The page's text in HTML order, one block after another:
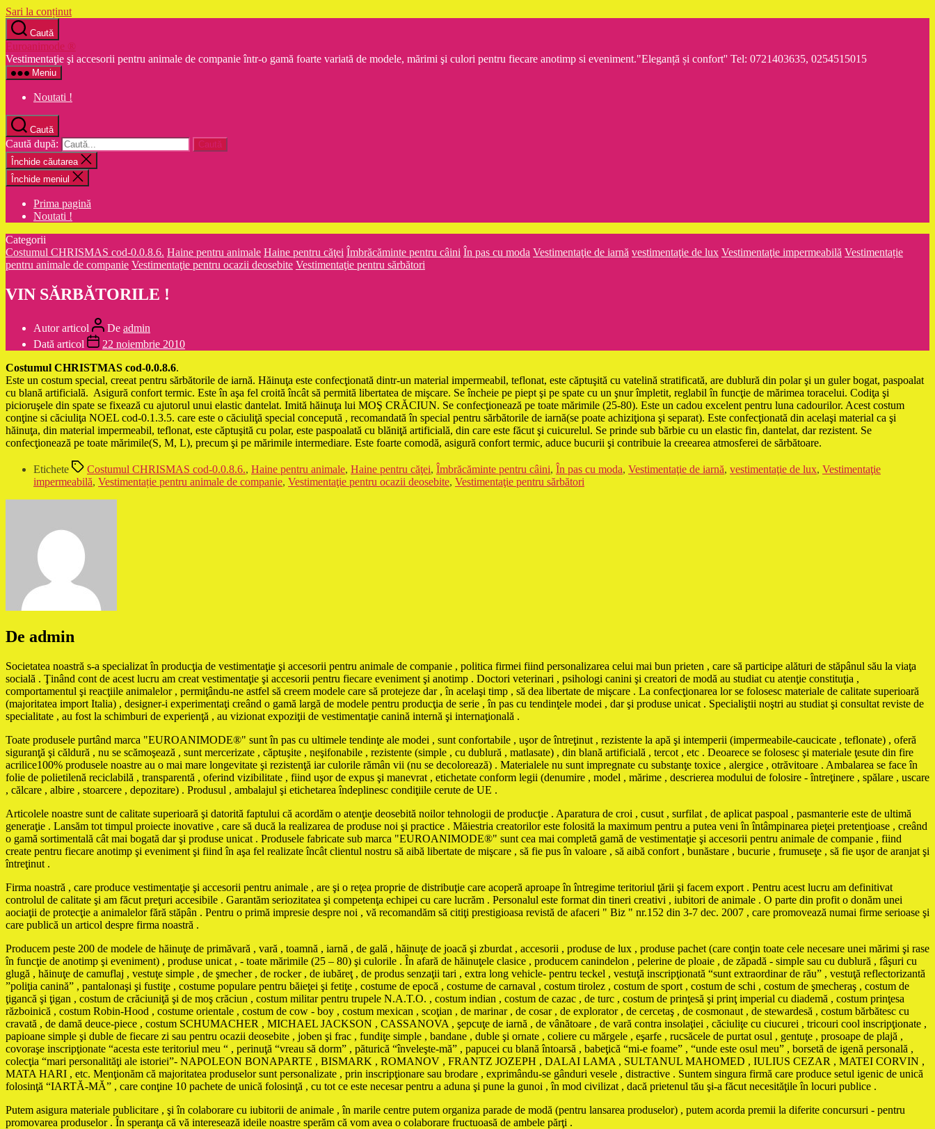
Sari la conținut
Caută
Euroanimode ®
Vestimentaţie şi accesorii pentru animale de companie într-o gamă foarte variată de modele, mărimi şi culori pentru fiecare anotimp si eveniment."Eleganță și confort'' Tel: 0721403635, 0254515015
Meniu
Noutati !
Caută
Caută după:
Închide căutarea
Închide meniul
Prima pagină
Noutati !
Categorii
Costumul CHRISMAS cod-0.0.8.6. Haine pentru animale Haine pentru căţei Îmbrăcăminte pentru câini În pas cu moda Vestimentaţie de iarnă vestimentaţie de lux Vestimentaţie impermeabilă Vestimentație
pentru animale de companie Vestimentaţie pentru ocazii deosebite Vestimentaţie pentru sărbători
VIN SĂRBĂTORILE !
Autor articol De admin
Dată articol
22 noiembrie 2010
Costumul CHRISTMAS cod-0.0.8.6.
Este un costum special, creeat pentru sărbătorile de iarnă. Hăinuţa este confecţionată dintr-un material impermeabil, teflonat, este căptuşită cu vatelină stratificată, are dublură din polar şi un guler bogat, paspoalat
cu blană artificială. Asigură confort termic. Este în aşa fel croită încât să permită libertatea de mişcare. Se încheie pe piept şi pe spate cu un şnur împletit, reglabil în funcţie de mărimea toracelui. Codiţa şi
picioruşele din spate se fixează cu ajutorul unui elastic dantelat. Imită hăinuţa lui MOŞ CRĂCIUN. Se confecţionează pe toate mărimile (25-80). Este un cadou excelent pentru luna cadourilor. Acest costum
conţine si căciuliţa NOEL cod-0.1.3.5. care este o căciuliţă special concepută , recomandată în special pentru sărbătorile de iarnă(se poate achiziţiona şi separat). Este confecţionată din acelaşi material ca şi
hăinuţa, din material impermeabil, teflonat, este căptuşită cu polar, este paspoalată cu blăniţă artificială, din care este făcut şi cuicurelul. Se prinde sub bărbie cu un elastic fin, dantelat, dar rezistent. Se
confecţionează pe toate mărimile(S, M, L), precum şi pe mărimile intermediare. Este foarte comodă, asigură confort termic, aduce bucurii şi contribuie la creearea atmosferei de sărbătoare.
Etichete Costumul CHRISMAS cod-0.0.8.6., Haine pentru animale, Haine pentru căţei, Îmbrăcăminte pentru câini, În pas cu moda, Vestimentaţie de iarnă, vestimentaţie de lux, Vestimentaţie
impermeabilă, Vestimentație pentru animale de companie, Vestimentaţie pentru ocazii deosebite, Vestimentaţie pentru sărbători
De admin
Societatea noastră s-a specializat în producţia de vestimentaţie şi accesorii pentru animale de companie , politica firmei fiind personalizarea celui mai bun prieten , care să participe alături de stăpânul său la viaţa
socială . Ţinând cont de acest lucru am creat vestimentaţie şi accesorii pentru fiecare eveniment şi anotimp . Doctori veterinari , psihologi canini şi creatori de modă au studiat cu atenţie constituţia ,
comportamentul şi reacţiile animalelor , permiţându-ne astfel să creem modele care să protejeze dar , în acelaşi timp , să dea libertate de mişcare . La confecţionarea lor se folosesc materiale de calitate superioară
(majoritatea import Italia) , designer-i experimentaţi creând o gamă largă de modele pentru producţia de serie , în pas cu tendinţele modei , dar şi produse unicat . Specialiştii noştri au studiat şi consultat reviste de
specialitate , au fost la schimburi de experienţă , au vizionat expoziţii de vestimentaţie canină internă şi internaţională .
Toate produsele purtând marca "EUROANIMODE®" sunt în pas cu ultimele tendinţe ale modei , sunt confortabile , uşor de întreţinut , rezistente la apă şi intemperii (impermeabile-caucicate , teflonate) , oferă
siguranţă şi căldură , nu se scămoşează , sunt mercerizate , căptuşite , neşifonabile , rezistente (simple , cu dublură , matlasate) , din blană artificială , tercot , etc . Deoarece se folosesc şi materiale ţesute din fire
acrilice100% produsele noastre au o mai mare longevitate şi rezistenţă iar culorile rămân vii (nu se decolorează) . Materialele nu sunt impregnate cu substanţe toxice , alergice , otrăvitoare . Ambalarea se face în
folie de polietilenă reciclabilă , transparentă , oferind vizibilitate , fiind uşor de expus şi manevrat , etichetate conform legii (denumire , model , mărime , descrierea modului de folosire - întreţinere , spălare , uscare
, călcare , albire , stoarcere , depozitare) . Produsul , ambalajul şi etichetarea îndeplinesc condiţiile cerute de UE .
Articolele noastre sunt de calitate superioară şi datorită faptului că acordăm o atenţie deosebită noilor tehnologii de producţie . Aparatura de croi , cusut , surfilat , de aplicat paspoal , pasmanterie este de ultimă
generaţie . Lansăm tot timpul proiecte inovative , care să ducă la realizarea de produse noi şi practice . Măiestria creatorilor este folosită la maximum pentru a putea veni în întâmpinarea pieţei pretenţioase , creând
o gamă sortimentală cât mai bogată dar şi produse unicat . Produsele fabricate sub marca "EUROANIMODE®" sunt cea mai completă gamă de vestimentaţie şi accesorii pentru animale de companie , fiind
create pentru fiecare anotimp şi eveniment şi fiind în aşa fel realizate încât clientul nostru să aibă libertate de mişcare , să fie pus în valoare , să aibă confort , bunăstare , bucurie , frumuseţe , să fie uşor de aranjat şi
întreţinut .
Firma noastră , care produce vestimentaţie şi accesorii pentru animale , are şi o reţea proprie de distribuţie care acoperă aproape în întregime teritoriul ţării şi facem export . Pentru acest lucru am definitivat
controlul de calitate şi am făcut preţuri accesibile . Garantăm seriozitatea şi competenţa echipei cu care lucrăm . Personalul este format din tineri creativi , iubitori de animale . O parte din profit o donăm unei
aociaţii de protecţie a animalelor fără stăpân . Pentru o primă impresie despre noi , vă recomandăm să citiţi prestigioasa revistă de afaceri " Biz " nr.152 din 3-7 dec. 2007 , care promovează numai firme serioase şi
care publică un articol despre firma noastră .
Producem peste 200 de modele de hăinuţe de primăvară , vară , toamnă , iarnă , de gală , hăinuţe de joacă şi zburdat , accesorii , produse de lux , produse pachet (care conţin toate cele necesare unei mărimi şi rase
în funcţie de anotimp şi eveniment) , produse unicat , - toate mărimile (25 – 80) şi culorile . În afară de hăinuţele clasice , producem canindelon , pelerine de ploaie , de zăpadă - simple sau cu dublură , fâşuri cu
glugă , hăinuţe de camuflaj , vestuţe simple , de şmecher , de rocker , de iubăreţ , de produs senzaţii tari , extra long vehicle- pentru teckel , vestuţă inscripţionată “sunt extraordinar de rău” , vestuţă reflectorizantă
”poliţia canină” , pantalonaşi şi fustiţe , costume populare pentru băieţei şi fetiţe , costume de epocă , costume de carnaval , costum tirolez , costum de sport , costum de schi , costum de şmecheraş , costum de
ţigancă şi ţigan , costum de crăciuniţă şi de moş crăciun , costum militar pentru trupele N.A.T.O. , costum indian , costum de cazac , de turc , costum de prinţesă şi prinţ imperial cu diademă , costum prinţesa
războinică , costum Robin-Hood , costume orientale , costum de cow - boy , costum mexican , scoţian , de marinar , de cosar , de explorator , de cercetaş , de cosmonaut , de stewardesă , costum bărbătesc cu
cravată , de damă deuce-piece , costum SCHUMACHER , MICHAEL JACKSON , CASSANOVA , şepcuţe de iarnă , de vânătoare , de vară contra insolaţiei , căciuliţe cu ciucurei , tricouri cool inscripţionate ,
papioane simple şi duble de fiecare zi sau pentru ocazii deosebite , joben şi frac , fundiţe simple , bandane , duble şi ornate , coliere cu mărgele , eşarfe , rucsăcele de purtat osul , gentuţe , prosoape de plajă ,
covoraşe inscripţionate “acesta este teritoriul meu “ , perinuţă “vreau să dorm” , păturică “înveleşte-mă” , papucei cu blană întoarsă , babeţică “mi-e foame” , “unde este osul meu” , borsetă de igenă personală ,
colecţia “mari personalităţi ale istoriei”- NAPOLEON BONAPARTE , BISMARK , ROMANOV , FRANTZ JOZEPH , DALAI LAMA , SULTANUL MAHOMED , IULIUS CEZAR , MATEI CORVIN ,
MATA HARI , etc. Menţionăm că majoritatea produselor sunt personalizate , prin inscripţionare sau brodare , exprimându-se gânduri vesele , distractive . Suntem singura firmă care produce setul igenic de unică
folosinţă “IARTĂ-MĂ” , care conţine 10 pachete de unică folosinţă , cu tot ce este necesar pentru a aduna şi pune la gunoi , în mod civilizat , dacă prietenul tău şi-a făcut necesităţile în locuri publice .
Putem asigura materiale publicitare , şi în colaborare cu iubitorii de animale , în marile centre putem organiza parade de modă (pentru lansarea produselor) , putem acorda premii la diferite concursuri - pentru
promovarea produselor . În speranţa că vă interesează ideile noastre sperăm că vom avea o colaborare fructuoasă de ambele părţi .